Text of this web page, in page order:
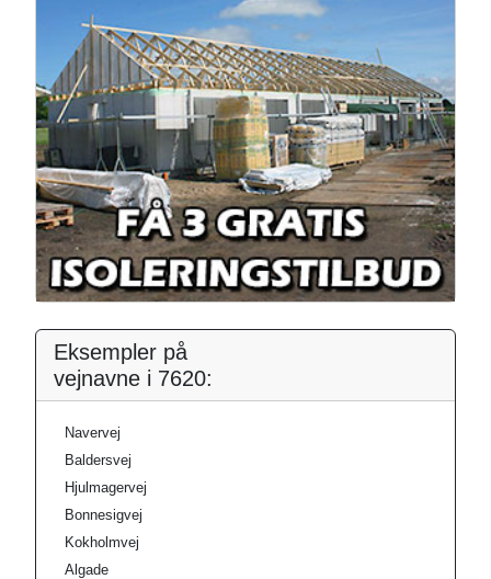
Eksempler på
vejnavne i 7620:
Navervej
Baldersvej
Hjulmagervej
Bonnesigvej
Kokholmvej
Algade